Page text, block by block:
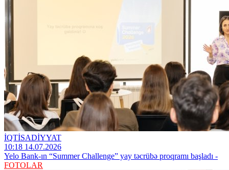
İQTİSADİYYAT
10:18 14.07.2026
Yelo Bank-ın “Summer Challenge” yay təcrübə proqramı başladı -
FOTOLAR